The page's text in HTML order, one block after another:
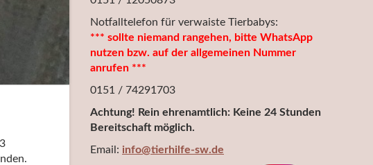
Notfalltelefon für verwaiste Tierbabys:
*** sollte niemand rangehen, bitte WhatsApp
nutzen bzw. auf der allgemeinen Nummer
anrufen ***
0151 / 74291703
Achtung! Rein ehrenamtlich: Keine 24 Stunden
Bereitschaft möglich.
Email: info@tierhilfe-sw.de